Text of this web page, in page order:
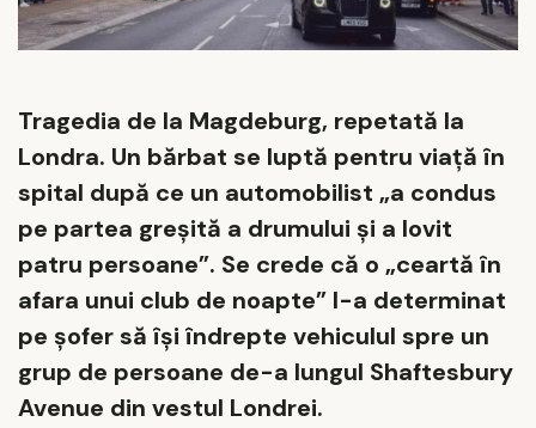
Tragedia de la Magdeburg, repetată la
Londra. Un bărbat se luptă pentru viață în
spital după ce un automobilist „a condus
pe partea greșită a drumului și a lovit
patru persoane”. Se crede că o „ceartă în
afara unui club de noapte” l-a determinat
pe șofer să își îndrepte vehiculul spre un
grup de persoane de-a lungul Shaftesbury
Avenue din vestul Londrei.